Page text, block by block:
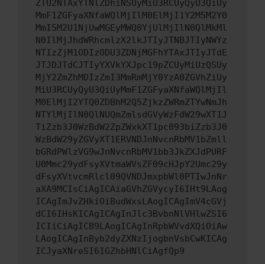
ZTU2NTAxYTNlZDhiNSUyMiU3RCUyQyU3QiUy
MmF1ZGFyaXNfaWQlMjIlM0ElMjI1Y2M5M2Y0
MmI5M2U1NjUwMGEyMWQ0YjUlMjIlN0QlMkMl
N0IlMjJhdWRhcmlzX2lkJTIyJTNBJTIyNWYz
NTIzZjM1ODIzODU3ZDNjMGFhYTAxJTIyJTdE
JTJDJTdCJTIyYXVkYXJpc19pZCUyMiUzQSUy
MjY2ZmZhMDIzZmI3MmRmMjY0YzA0ZGVhZiUy
MiU3RCUyQyU3QiUyMmF1ZGFyaXNfaWQlMjIl
M0ElMjI2YTQ0ZDBhM2Q5ZjkzZWRmZTYwNmJh
NTYlMjIlN0QlNUQmZmlsdGVyWzFdW29wXT1J
TiZzb3J0WzBdW2ZpZWxkXT1pc093biZzb3J0
WzBdW29yZGVyXT1ERVNDJnNvcnRbMV1bZmll
bGRdPWlzVG9wJnNvcnRbMV1bb3JkZXJdPURF
U0Mmc29ydFsyXVtmaWVsZF09cHJpY2Umc29y
dFsyXVtvcmRlcl09QVNDJmxpbWl0PTIwJnNr
aXA9MCIsCiAgICAiaGVhZGVycyI6IHt9LAog
ICAgImJvZHkiOiBudWxsLAogICAgImV4cGVj
dCI6IHsKICAgICAgInJlc3BvbnNlVHlwZSI6
ICIiCiAgICB9LAogICAgInRpbWVvdXQiOiAw
LAogICAgInByb2dyZXNzIjogbnVsbCwKICAg
ICJyaXNreSI6IGZhbHNlCiAgfQp9